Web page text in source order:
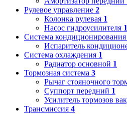
Рулевое управление 2
Колонка рулевая 1
Насос гидроусилителя 1
Система кондиционирования
Испаритель
Система охлаждения 1
Радиатор основной 1
Тормозная система 3
Рычаг стояночного
Суппорт передний 1
Усилитель тормозов
Трансмиссия 4